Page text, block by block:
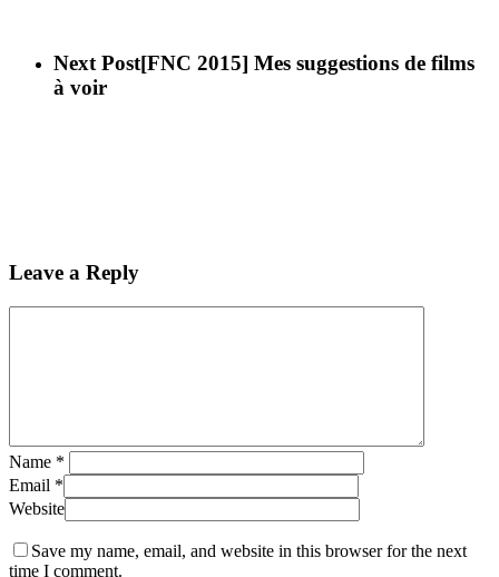
Next Post[FNC 2015] Mes suggestions de films
à voir
Leave a Reply
Name *
Email *
Website
Save my name, email, and website in this browser for the next
time I comment.